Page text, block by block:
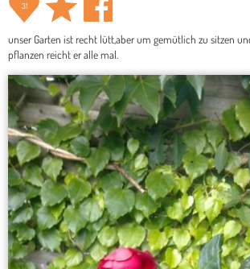
31
unser Garten ist recht lütt,aber um gemütlich zu sitzen
pflanzen reicht er alle mal.